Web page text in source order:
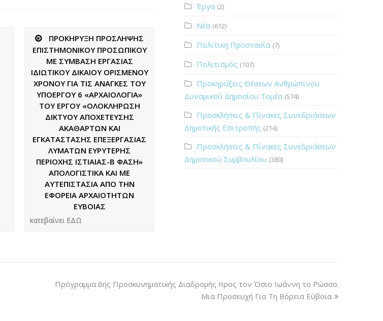
ΠΡΟΚΗΡΥΞΗ ΠΡΟΣΛΗΨΗΣ
ΕΠΙΣΤΗΜΟΝΙΚΟΥ ΠΡΟΣΩΠΙΚΟΥ
ΜΕ ΣΥΜΒΑΣΗ ΕΡΓΑΣΙΑΣ
ΙΔΙΩΤΙΚΟΥ ΔΙΚΑΙΟΥ ΟΡΙΣΜΕΝΟΥ
ΧΡΟΝΟΥ ΓΙΑ ΤΙΣ ΑΝΑΓΚΕΣ TOY
ΥΠΟΕΡΓΟΥ 6 «ΑΡΧΑΙΟΛΟΓΙΑ»
ΤΟΥ ΕΡΓΟΥ «ΟΛΟΚΛΗΡΩΣΗ
ΔΙΚΤΥΟΥ ΑΠΟΧΕΤΕΥΣΗΣ
ΑΚΑΘΑΡΤΩΝ ΚΑΙ
ΕΓΚΑΤΑΣΤΑΣΗΣ ΕΠΕΞΕΡΓΑΣΙΑΣ
ΛΥΜΑΤΩΝ ΕΥΡΥΤΕΡΗΣ
ΠΕΡΙΟΧΗΣ ΙΣΤΙΑΙΑΣ-Β ΦΑΣΗ»
ΑΠΟΛΟΓΙΣΤΙΚΑ ΚΑΙ ΜΕ
ΑΥΤΕΠΙΣΤΑΣΙΑ ΑΠΟ ΤΗΝ
ΕΦΟΡΕΙΑ ΑΡΧΑΙΟΤΗΤΩΝ
ΕΥΒΟΙΑΣ
κατεβαίνει ΕΔΩ
Έργα (2)
Νέα (612)
Πολιτική Προστασία (7)
Πολιτισμός (107)
Προκηρύξεις Θέσεων Ανθρώπινου
Δυναμικού Δημοσίου Τομέα (574)
Προσκλήσεις & Πίνακες Συνεδριάσεων
Δημοτικής Επιτροπής (214)
Προσκλήσεις & Πίνακες Συνεδριάσεων
Δημοτικού Συμβουλίου (380)
Πρόγραμμα 6ης Προσκυνηματικής Διαδρομής προς τον Όσιο Ιωάννη το Ρώσσο.
Μια Προσευχή Για Τη Βόρεια Εύβοια